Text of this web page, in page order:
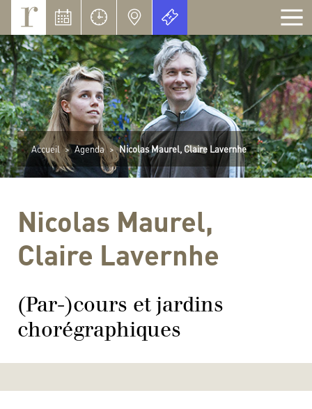
Accueil > Agenda > Nicolas Maurel, Claire Lavernhe
Nicolas Maurel,
Claire Lavernhe
(Par-)cours et jardins
chorégraphiques
Panneau de gestion des cookies